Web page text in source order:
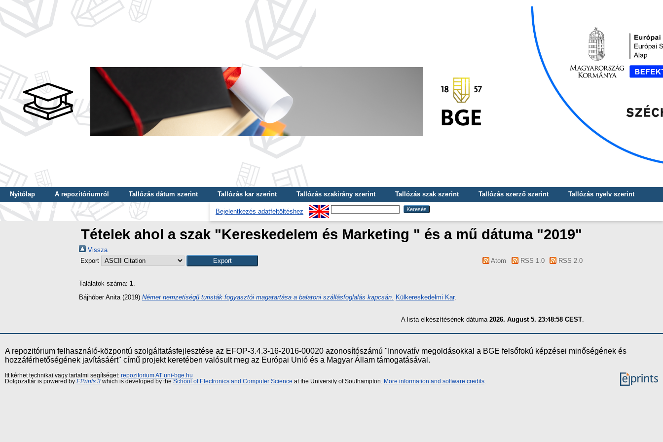
Nyitólap A repozitóriumról Tallózás dátum szerint Tallózás kar szerint Tallózás szakirány szerint Tallózás szak szerint Tallózás szerző szerint
Tallózás nyelv szerint
Tallózás képzés szintje szerint
Tallózás kulcsszó szerint Bejelentkezés adatfeltöltéshez
Tételek ahol a szak "Kereskedelem és Marketing " és a mű dátuma "2019"
Vissza
Export
Atom RSS 1.0 RSS 2.0
Találatok száma: 1.
Bájhóber Anita (2019) Német nemzetiségű turisták fogyasztói magatartása a balatoni szállásfoglalás kapcsán. Külkereskedelmi Kar.
A lista elkészítésének dátuma 2026. August 5. 23:48:58 CEST
A repozitórium felhasználó-központú szolgáltatásfejlesztése az EFOP-3.4.3-16-2016-00020 azonosítószámú "Innovatív megoldásokkal a BGE felsőfokú képzései minőségének és
hozzáférhetőségének javításáért" című projekt keretében valósult meg az Európai Unió és a Magyar Állam támogatásával.
Itt kérhet technikai vagy tartalmi segítséget: repozitorium AT uni-bge.hu
Dolgozattár is powered by EPrints 3 which is developed by the School of Electronics and Computer Science at the University of Southampton. More information and software credits